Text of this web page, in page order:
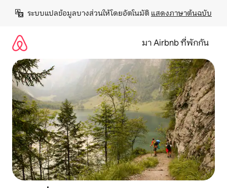
เนื้อหา
ระบบแปลข้อมูลบางส่วนให้โดยอัตโนมัติ แสดงภาษาต้นฉบับ
มา Airbnb ที่พักกัน